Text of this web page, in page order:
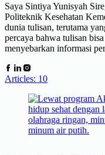
Saya Sintiya Yunisyah
Politeknik Kesehatan
dunia tulisan, terutama
percaya bahwa tulisan
menyebarkan informasi
Articles: 10